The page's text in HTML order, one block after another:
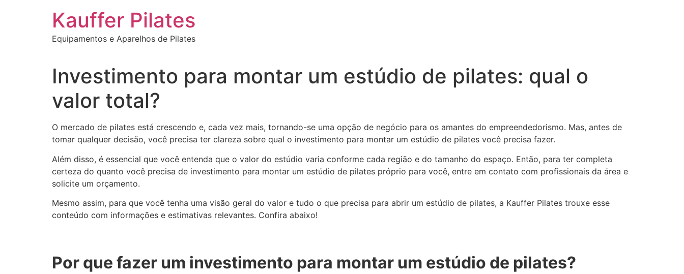
Kauffer Pilates
Equipamentos e Aparelhos de Pilates
Investimento para montar um estúdio de pilates: qual o
valor total?
O mercado de pilates está crescendo e, cada vez mais, tornando-se uma opção de negócio para os amantes do empreendedorismo. Mas, antes de
tomar qualquer decisão, você precisa ter clareza sobre qual o investimento para montar um estúdio de pilates você precisa fazer.
Além disso, é essencial que você entenda que o valor do estúdio varia conforme cada região e do tamanho do espaço. Então, para ter completa
certeza do quanto você precisa de investimento para montar um estúdio de pilates próprio para você, entre em contato com profissionais da área e
solicite um orçamento.
Mesmo assim, para que você tenha uma visão geral do valor e tudo o que precisa para abrir um estúdio de pilates, a Kauffer Pilates trouxe esse
conteúdo com informações e estimativas relevantes. Confira abaixo!
Por que fazer um investimento para montar um estúdio de pilates?